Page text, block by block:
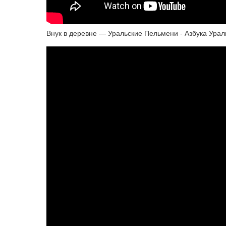
Внук в деревне — Уральские Пельмени - Азбука